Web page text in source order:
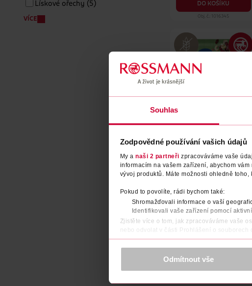
Souhlas
Zodpovědné používání vašich údajů
My a naši 2 partneři zpracováváme vaše
informacím na vašem zařízení, abychom
vývoj produktů. Máte možnosti ohledně
Pokud to povolíte, rádi bychom také:
Shromažďovali informace o vaší
Identifikovali vaše zařízení pomocí
Zjistěte více o tom, jak zpracováváme vaše
nebo odvolat v části Prohlášení o souborech
K provozu stránek, personalizaci obsahu a
prohlášení o ochraně
Děkujeme za pochopení. >více o cookies<
Odmítnout vše
Lískové ořechy (5)
VÍCE
DO KOŠÍKU
Obj. č.: 1016345
Mix kešu ořechů a
GENUSS PLUS
54.90 Kč
Obj. č.: 286961